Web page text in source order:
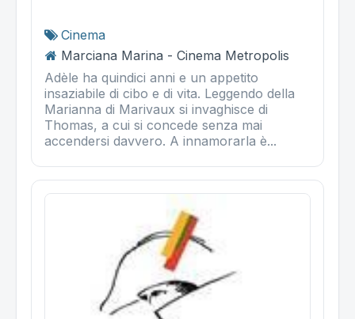
Cinema
Marciana Marina - Cinema Metropolis
Adèle ha quindici anni e un appetito
insaziabile di cibo e di vita. Leggendo della
Marianna di Marivaux si invaghisce di
Thomas, a cui si concede senza mai
accendersi davvero. A innamorarla è...